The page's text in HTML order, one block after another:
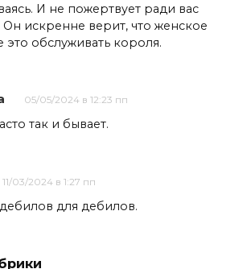
И не пожертвует ради вас
Он искренне верит, что женское
это обслуживать короля.
05/05/2024 в 12:23 пп
так и бывает.
11/03/2024 в 1:27 пп
для дебилов.